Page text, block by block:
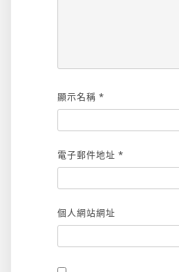
顯示名稱 *
電子郵件地址 *
個人網站網址